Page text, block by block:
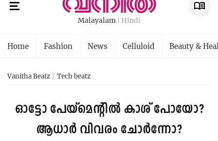
Malayalam Hindi
Home Fashion News Celluloid Beauty &
Vanitha Beatz Tech beatz
ഓട്ടോ പേയ്മെന്റില്‍ കാശ് പോയോ?
ആധാർ വിവരം ചോർന്നോ?